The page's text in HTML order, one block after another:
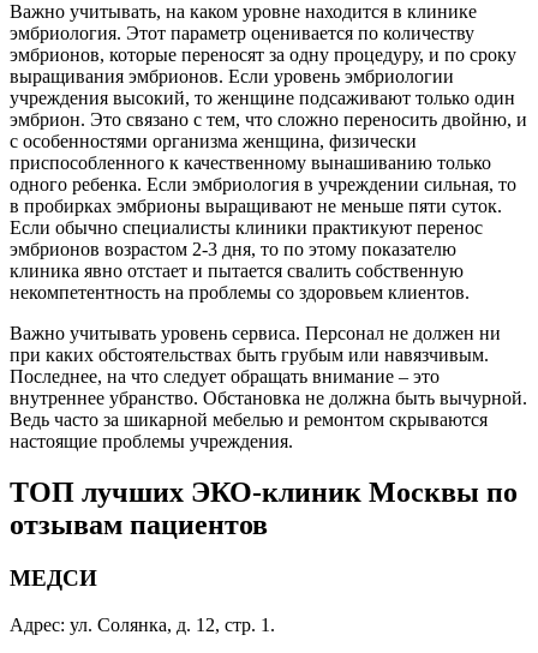
Важно учитывать, на каком уровне находится в клинике
эмбриология. Этот параметр оценивается по количеству
эмбрионов, которые переносят за одну процедуру, и по сроку
выращивания эмбрионов. Если уровень эмбриологии
учреждения высокий, то женщине подсаживают только один
эмбрион. Это связано с тем, что сложно переносить двойню, и
с особенностями организма женщина, физически
приспособленного к качественному вынашиванию только
одного ребенка. Если эмбриология в учреждении сильная, то
в пробирках эмбрионы выращивают не меньше пяти суток.
Если обычно специалисты клиники практикуют перенос
эмбрионов возрастом 2-3 дня, то по этому показателю
клиника явно отстает и пытается свалить собственную
некомпетентность на проблемы со здоровьем клиентов.
Важно учитывать уровень сервиса. Персонал не должен ни
при каких обстоятельствах быть грубым или навязчивым.
Последнее, на что следует обращать внимание – это
внутреннее убранство. Обстановка не должна быть вычурной.
Ведь часто за шикарной мебелью и ремонтом скрываются
настоящие проблемы учреждения.
ТОП лучших ЭКО-клиник Москвы по
отзывам пациентов
МЕДСИ
Адрес: ул. Солянка, д. 12, стр. 1.